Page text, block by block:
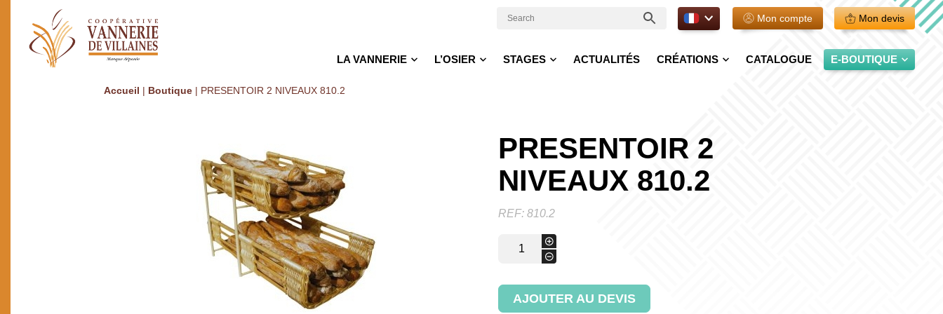
FR. Mon compte Mon devis
LA VANNERIE L’OSIER STAGES ACTUALITÉS CRÉATIONS CATALOGUE E-BOUTIQUE
Accueil | Boutique| PRESENTOIR 2 NIVEAUX 810.2
PRESENTOIR 2
NIVEAUX 810.2
REF: 810.2
-
PRESENTOIR
NIVEAUX
810.2
+
AJOUTER AU DEVIS